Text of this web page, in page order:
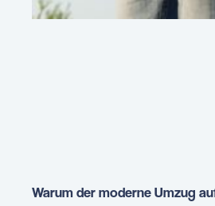
Warum der moderne Umzug